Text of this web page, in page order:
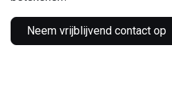
Neem vrijblijvend contact op